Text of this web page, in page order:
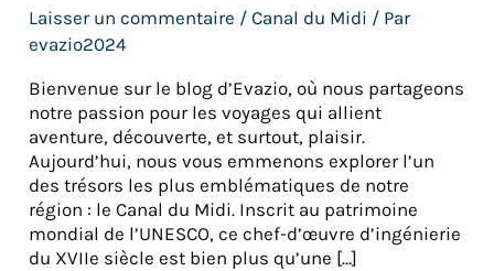
Laisser un commentaire /Canal du Midi / Par
evazio2024
Bienvenue sur le blog d’Evazio, où nous partageons
notre passion pour les voyages qui allient
aventure, découverte, et surtout, plaisir.
Aujourd’hui, nous vous emmenons explorer l’un
des trésors les plus emblématiques de notre
région : le Canal du Midi. Inscrit au patrimoine
mondial de l’UNESCO, ce chef-d’œuvre d’ingénierie
du XVIIe siècle est bien plus qu’une […]